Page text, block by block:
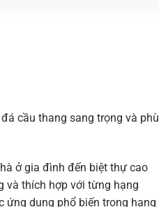
cầu thang sang trọng và phù
ở gia đình đến biệt thự cao
và thích hợp với từng hạng
ứng dụng phổ biến trong hạng